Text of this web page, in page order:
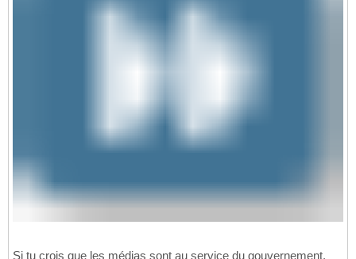
Si tu crois que les médias sont au service du gouvernement,